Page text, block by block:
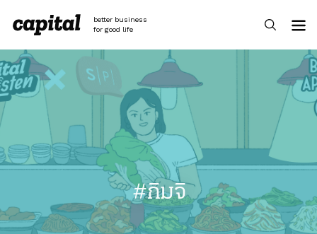
content
better business
for good life
#กิมจิ